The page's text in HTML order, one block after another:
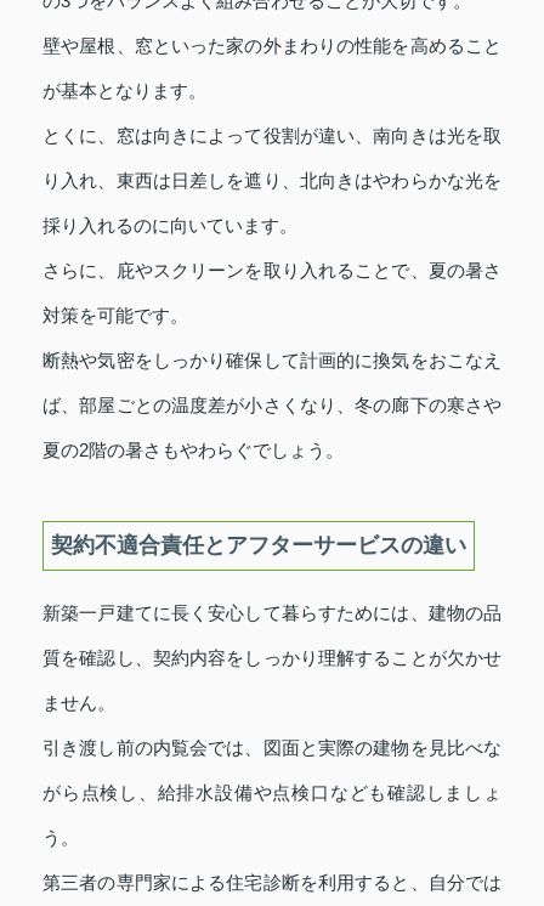
壁や屋根、窓といった家の外まわりの性能を高めること
が基本となります。
とくに、窓は向きによって役割が違い、南向きは光を取
り入れ、東西は日差しを遮り、北向きはやわらかな光を
採り入れるのに向いています。
さらに、庇やスクリーンを取り入れることで、夏の暑さ
対策を可能です。
断熱や気密をしっかり確保して計画的に換気をおこなえ
ば、部屋ごとの温度差が小さくなり、冬の廊下の寒さや
夏の2階の暑さもやわらぐでしょう。
契約不適合責任とアフターサービスの違い
新築一戸建てに長く安心して暮らすためには、建物の品
質を確認し、契約内容をしっかり理解することが欠かせ
ません。
引き渡し前の内覧会では、図面と実際の建物を見比べな
がら点検し、給排水設備や点検口なども確認しましょ
う。
第三者の専門家による住宅診断を利用すると、自分では